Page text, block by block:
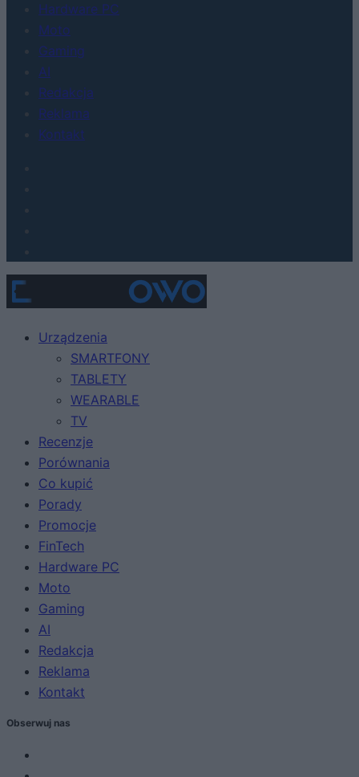
Hardware PC
Moto
Gaming
AI
Redakcja
Reklama
Kontakt
Urządzenia
SMARTFONY
TABLETY
WEARABLE
TV
Recenzje
Porównania
Co kupić
Porady
Promocje
FinTech
Hardware PC
Moto
Gaming
AI
Redakcja
Reklama
Kontakt
Obserwuj nas